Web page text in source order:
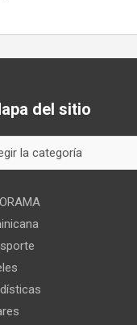
del sitio